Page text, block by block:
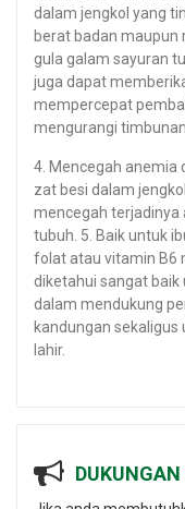
dalam jengkol yang
berat badan maupun
gula galam sayuran
juga dapat
mempercepat
mengurangi
4. Mencegah anemia
zat besi dalam
mencegah terjadinya
tubuh. 5. Baik untuk
folat atau vitamin B6
diketahui sangat
dalam mendukung
kandungan
lahir.
DUKUNGAN